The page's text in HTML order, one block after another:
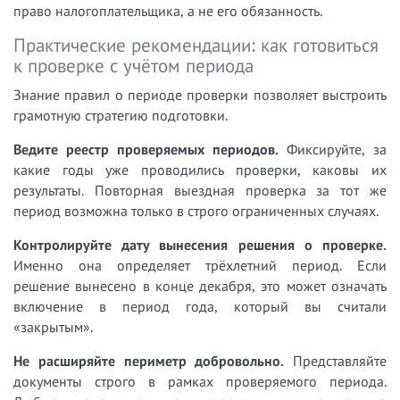
право налогоплательщика, а не его обязанность.
Практические рекомендации: как готовиться
к проверке с учётом периода
Знание правил о периоде проверки позволяет выстроить
грамотную стратегию подготовки.
Ведите реестр проверяемых периодов. Фиксируйте, за
какие годы уже проводились проверки, каковы их
результаты. Повторная выездная проверка за тот же
период возможна только в строго ограниченных случаях.
Контролируйте дату вынесения решения о проверке.
Именно она определяет трёхлетний период. Если
решение вынесено в конце декабря, это может означать
включение в период года, который вы считали
«закрытым».
Не расширяйте периметр добровольно. Представляйте
документы строго в рамках проверяемого периода.